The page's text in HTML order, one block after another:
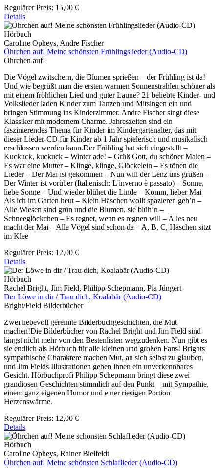
Regulärer Preis: 15,00 €
Details
Hörbuch
Caroline Opheys, Andre Fischer
Öhrchen auf! Meine schönsten Frühlingslieder (Audio-CD)
Öhrchen auf!
Die Vögel zwitschern, die Blumen sprießen – der Frühling ist da!
Und wie begrüßt man die ersten warmen Sonnenstrahlen schöner als
mit einem fröhlichen Lied und guter Laune? 21 beliebte Kinder- und
Volkslieder laden Kinder zum Tanzen und Mitsingen ein und
bringen Stimmung ins Kinderzimmer. Andre Fischer singt diese
Klassiker mit modernem Charme. Jahreszeiten sind ein
faszinierendes Thema für Kinder im Kindergartenalter, das mit
dieser Lieder-CD für Kinder ab 1 Jahr spielerisch und musikalisch
erschlossen werden kann.Der Frühling hat sich eingestellt –
Kuckuck, kuckuck – Winter ade! – Grüß Gott, du schöner Maien –
Es war eine Mutter – Klinge, klinge, Glöckelein – Es tönen die
Lieder – Der Mai ist gekommen – Nun will der Lenz uns grüßen –
Der Winter ist vorüber (Italienisch: L'inverno è passato) – Sonne,
liebe Sonne – Und wieder blühet die Linde – Komm, lieber Mai –
Als ich im Garten heut – Klein Häschen wollt spazieren geh’n –
Alle Wiesen sind grün und die Blumen, sie blüh’n –
Schneeglöckchen – Es regnet, wenn es regnen will – Alles neu
macht der Mai – Alle Vögel sind schon da – A, B, C, Häschen sitzt
im Klee
Regulärer Preis: 12,00 €
Details
Hörbuch
Rachel Bright, Jim Field, Philipp Schepmann, Pia Jüngert
Der Löwe in dir / Trau dich, Koalabär (Audio-CD)
Bright/Field Bilderbücher
Zwei liebevoll gereimte Bilderbuchgeschichten, die Mut
machen!Die Bilderbücher von Rachel Bright und Jim Field sind
längst nicht mehr von den Bestenlisten wegzudenken. Nun gibt es
sie endlich als Hörbuch für alle kleinen und großen Fans! Brights
sympathische Charaktere machen Mut, an sich selbst zu glauben,
und Jim Fields Illustrationen geben ihnen ein unverkennbares
Gesicht. Hörbuchprofi Philipp Schepmann bringt diese zwei
grandiosen Geschichten stimmlich auf den Punkt – mit Sympathie,
einem ganz eigenen Humor und einer riesigen Portion
Herzenswärme.
Regulärer Preis: 12,00 €
Details
Hörbuch
Caroline Opheys, Rainer Bielfeldt
Öhrchen auf! Meine schönsten Schlaflieder (Audio-CD)